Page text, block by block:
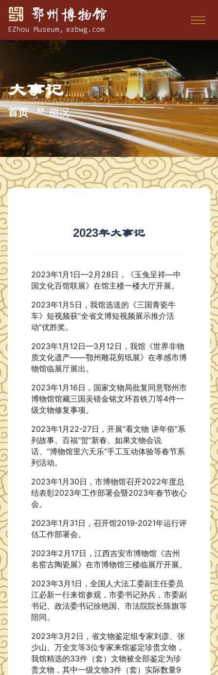
大事记
首页 概况
2023年大事记
2023年1月1日—2月28日，《玉兔呈祥—中
国文化百馆联展》在馆主楼一楼大厅开展。
2023年1月5日，我馆选送的《三国青瓷牛
车》短视频获“全省文博短视频展示推介活
动”优胜奖。
2023年1月12日—3月12日，我馆《世界非物
质文化遗产——鄂州雕花剪纸展》在孝感市博
物馆临展厅展出。
2023年1月16日，国家文物局批复同意鄂州市
博物馆馆藏三国吴错金铭文环首铁刀等4件一
级文物修复事项。
2023年1月22-27日，开展“看文物 讲年俗”系
列故事、百福“贺”新春、如果文物会说
话、“博物馆里六天乐”手工互动体验等春节系
列活动。
2023年1月30日，市博物馆召开2022年度总
结表彰2023年工作部署会暨2023年春节收心
会。
2023年1月31日，召开馆2019-2021年运行评
估工作部署会。
2023年2月17日，江西吉安市博物馆《吉州
名窑古陶瓷展》在市博物馆三楼临展厅开展。
2023年3月1日，全国人大法工委副主任委员
江必新一行来馆参观，市委书记孙兵，市委副
书记、政法委书记徐艳国、市法院院长陈旗等
陪同。
2023年3月2日，省文物鉴定组专家刘彦、张
少山、万全文等3位专家来馆鉴定珍贵文物，
我馆精选的33件（套）文物被全部鉴定为珍
贵文物，其中一级文物3件（套）实际数量9